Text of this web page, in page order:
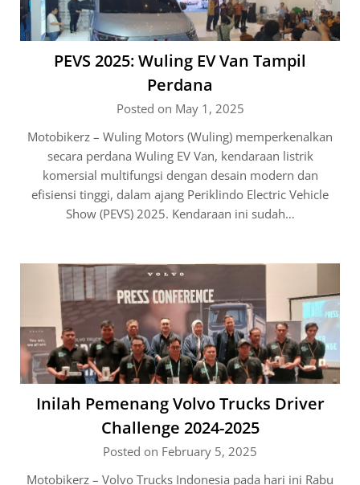
PEVS 2025: Wuling EV Van Tampil
Perdana
Posted on May 1, 2025
Motobikerz – Wuling Motors (Wuling) memperkenalkan
secara perdana Wuling EV Van, kendaraan listrik
komersial multifungsi dengan desain modern dan
efisiensi tinggi, dalam ajang Periklindo Electric Vehicle
Show (PEVS) 2025. Kendaraan ini sudah…
Inilah Pemenang Volvo Trucks Driver
Challenge 2024-2025
Posted on February 5, 2025
Motobikerz – Volvo Trucks Indonesia pada hari ini Rabu